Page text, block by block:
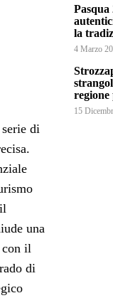
di
una
il
di
la
4 Marzo
regione
15